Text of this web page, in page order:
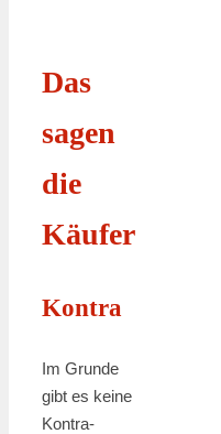
Das
sagen
die
Käufer
Kontra
Im Grunde
gibt es keine
Kontra-